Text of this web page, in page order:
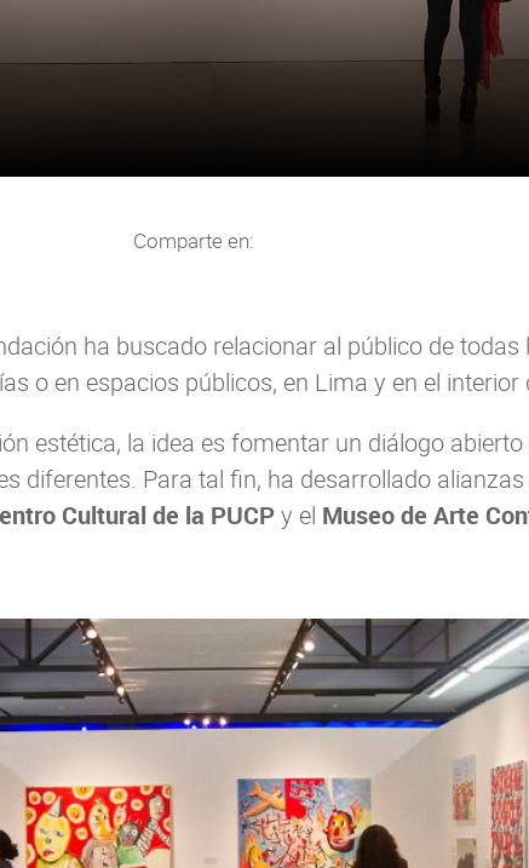
Comparte en:
ha buscado relacionar al público de todas
o en espacios públicos, en Lima y en el interior
estética, la idea es fomentar un diálogo
diferentes. Para tal fin, ha desarrollado
Cultural de la PUCPy el Museo de Arte